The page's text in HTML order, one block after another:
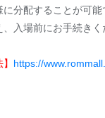
分配することが可能
入場前にお手続きく
https://